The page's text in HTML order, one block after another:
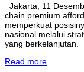
Jakarta, 11
chain premium
memperkuat
nasional melalui
yang berkelanjutan.
Read more